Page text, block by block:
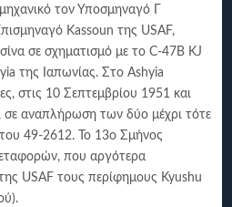
τον Υποσμηναγό Γ
Kassoun της USAF,
σε σχηματισμό με το C-47B KJ
της Ιαπωνίας. Στο Ashyia
στις 10 Σεπτεμβρίου 1951 και
σε αναπλήρωση των δύο μέχρι τότε
49-2612. Το 13ο Σμήνος
που αργότερα
USAF τους περίφημους Kyushu